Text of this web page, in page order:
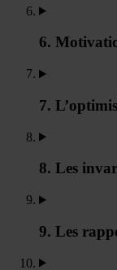
6.
7.
8. Les
9. Les